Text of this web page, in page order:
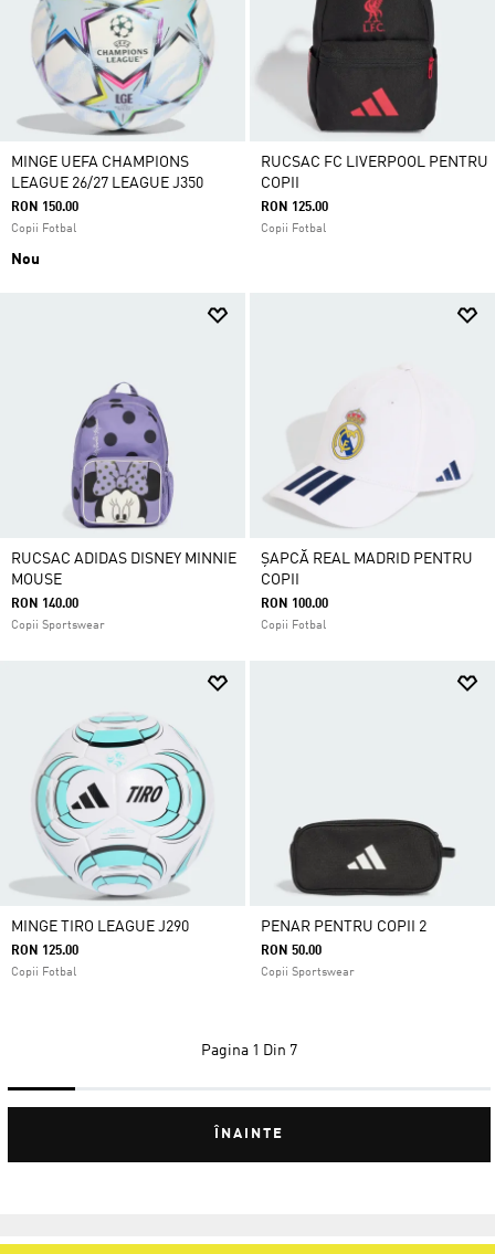
MINGE UEFA CHAMPIONS
LEAGUE 26/27 LEAGUE J350
RON 150.00
Copii Fotbal
Nou
RUCSAC FC LIVERPOOL PENTRU
COPII
RON 125.00
Copii Fotbal
RUCSAC ADIDAS DISNEY MINNIE
MOUSE
RON 140.00
Copii Sportswear
ȘAPCĂ REAL MADRID PENTRU
COPII
RON 100.00
Copii Fotbal
MINGE TIRO LEAGUE J290
RON 125.00
Copii Fotbal
PENAR PENTRU COPII 2
RON 50.00
Copii Sportswear
Pagina 1 Din 7
ÎNAINTE